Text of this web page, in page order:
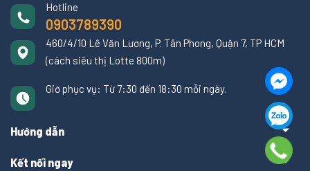
Hotline
0903789390
460/4/10 Lê Văn Lương, P. Tân Phong, Quận 7, TP HCM
(cách siêu thị Lotte 800m)
Giờ phục vụ: Từ 7:30 đến 18:30 mỗi ngày.
Hướng dẫn
Kết nối ngay